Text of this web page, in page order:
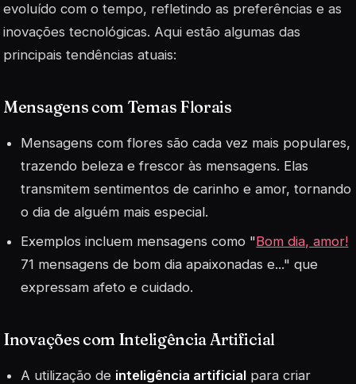
evoluído com o tempo, refletindo as preferências e as
inovações tecnológicas. Aqui estão algumas das
principais tendências atuais:
Mensagens com Temas Florais
Mensagens com flores são cada vez mais populares,
trazendo beleza e frescor às mensagens. Elas
transmitem sentimentos de carinho e amor, tornando
o dia de alguém mais especial.
Exemplos incluem mensagens como "Bom dia, amor!
71 mensagens de bom dia apaixonadas e..." que
expressam afeto e cuidado.
Inovações com Inteligência Artificial
A utilização de inteligência artificial para criar